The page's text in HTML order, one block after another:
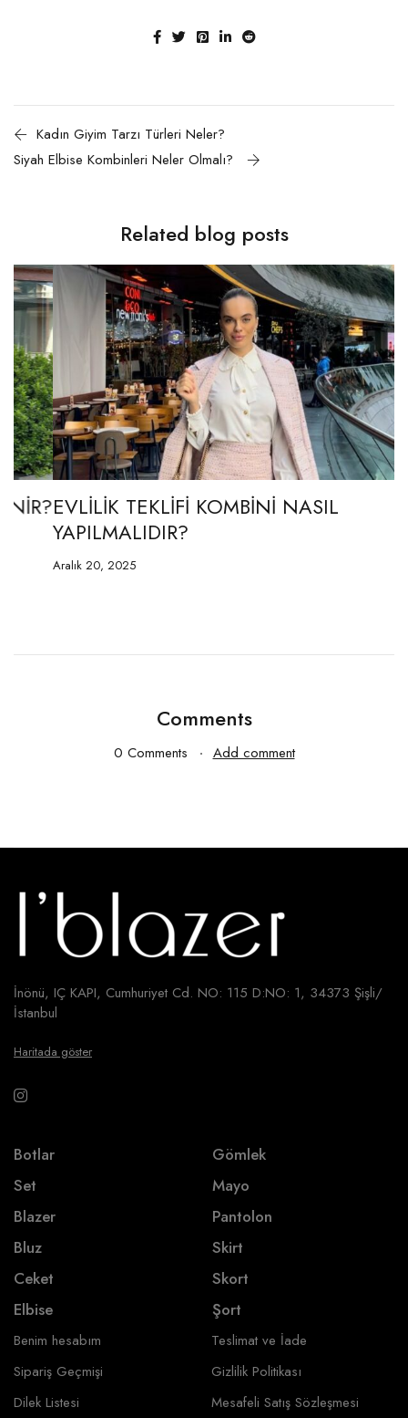
Kadın Giyim Tarzı Türleri Neler?
Siyah Elbise Kombinleri Neler Olmalı?
Related blog posts
EVLİLİK TEKLİFİ KOMBİNİ NASIL
YAPILMALIDIR?
Aralık 20, 2025
Comments
0 Comments Add comment
İnönü, IÇ KAPI, Cumhuriyet Cd. NO: 115 D:NO: 1, 34373 Şişli/
İstanbul
Haritada göster
Botlar
Set
Blazer
Bluz
Ceket
Elbise
Gömlek
Mayo
Pantolon
Skirt
Skort
Şort
Benim hesabım
Sipariş Geçmişi
Dilek Listesi
Teslimat ve İade
Gizlilik Politikası
Mesafeli Satış Sözleşmesi